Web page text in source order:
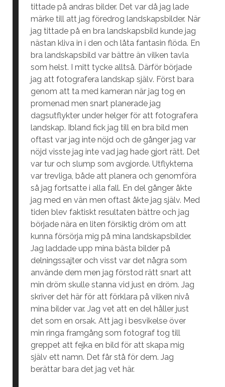
tittade på andras bilder. Det var då jag lade
märke till att jag föredrog landskapsbilder. När
jag tittade på en bra landskapsbild kunde jag
nästan kliva in i den och låta fantasin flöda. En
bra landskapsbild var bättre än vilken tavla
som helst. I mitt tycke alltså. Därför började
jag att fotografera landskap själv. Först bara
genom att ta med kameran när jag tog en
promenad men snart planerade jag
dagsutflykter under helger för att fotografera
landskap. Ibland fick jag till en bra bild men
oftast var jag inte nöjd och de gånger jag var
nöjd visste jag inte vad jag hade gjort rätt. Det
var tur och slump som avgjorde. Utflykterna
var trevliga, både att planera och genomföra
så jag fortsatte i alla fall. En del gånger åkte
jag med en vän men oftast åkte jag själv. Med
tiden blev faktiskt resultaten bättre och jag
började nära en liten försiktig dröm om att
kunna försörja mig på mina landskapsbilder.
Jag laddade upp mina bästa bilder på
delningssajter och visst var det några som
använde dem men jag förstod rätt snart att
min dröm skulle stanna vid just en dröm. Jag
skriver det här för att förklara på vilken nivå
mina bilder var. Jag vet att en del håller just
det som en orsak. Att jag i besvikelse över
min ringa framgång som fotograf tog till
greppet att fejka en bild för att skapa mig
själv ett namn. Det får stå för dem. Jag
berättar bara det jag vet här.